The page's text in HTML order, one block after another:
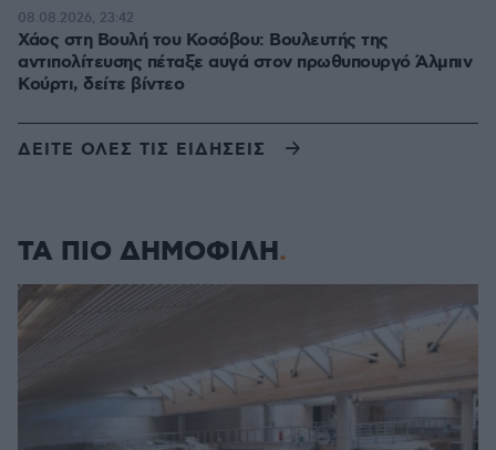
Χάος στη Βουλή του Κοσόβου: Βουλευτής της
αντιπολίτευσης πέταξε αυγά στον πρωθυπουργό Άλμπιν
Κούρτι, δείτε βίντεο
08.08.2026, 23:42
ΔΕΙΤΕ ΟΛΕΣ ΤΙΣ ΕΙΔΗΣΕΙΣ
ΤΑ ΠΙΟ ΔΗΜΟΦΙΛΗ